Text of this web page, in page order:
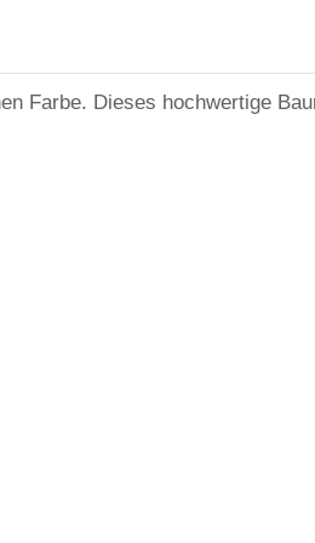
Farbe. Dieses hochwertige